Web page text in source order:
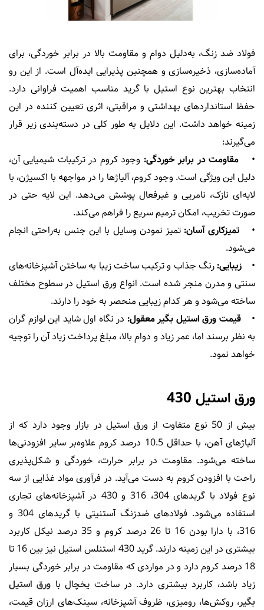
فولاد ضد زنگ، به‌دلیل دوام و مقاومت بالا در برابر خوردگی، برای
آماده‌سازی، ذخیره‌سازی و همچنین پذیرایی ایده‌آل است. از این رو
انتخاب بهترین نوع استیل با گرید مناسب اهمیت فراوانی دارد.
حفظ استانداردهای بهداشتی و مراقبتی، اثری تعیین کننده در این
زمینه خواهد داشت. این دلایل به طور کلی در دسته‌بندی زیر قرار
می‌گیرند:
•
مقاومت در برابر خوردگی: وجود کروم در ترکیبات شیمیایی آن،
دلیل این ویژگی است. وجود کروم، آلیاژها را در مواجهه با اکسیژن، با
لایه‌ای نازک، نامریی و غیرفعال پوشش می‌دهد. این لایه حتی در
صورت تخریب، امکان ترمیم سریع را فراهم می‌کند.
•
تمیزکاری آسان: تمیز نمودن وسایل با این جنس به‌راحتی انجام
می‌شود.
•
زیبایی:رنگ جذاب و ترکیب ساخت زیبا به ساختن آشپزخانه‌های
سنتی و مدرن منجر شده است. انواع ورق استیل در سطوح مختلف
ساخته می‌شود و هر کدام زیبایی منحصر به خود را دارند.
• قیمت ورق استیل بگیر معقول: در نگاه اول شاید این لوازم گران
به نظر برسند اما، عمر زیاد و دوام بالا، مبلغ پرداخت زیاد آن را توجیه
خواهد نمود.
ورق استیل 430
بیش از 50 نوع متفاوت از ورق استیل در بازار وجود دارد که از
آلیاژهای آهن، با حداقل 10.5 درصد کروم علاوه‌بر سایر افزودنی‌ها
ساخته می‌شود. مقاومت در برابر حرارت، خوردگی و شکل‌پذیری
راحت با افزودن کروم به دست می‌آید. در فرآوری مواد غذایی از سه
نوع فولاد با گریدهای 304، 316 و 430 در آشپزخانه‌های تجاری
استفاده می‌شود. فولادهای ضدزنگ آستنیتی با گریدهای 304 و
316، با دارا بودن 16 تا 26 درصد کروم و 35 درصد نیکل کاربرد
بیشتری در این زمینه دارند. گرید 430 استنلس استیل نیز بین 16 تا
18 درصد کروم دارد و در مواردی که مقاومت در برابر خوردگی بسیار
زیاد باشد، کاربرد بیشتری دارد. در ساخت یخچال با ورق استیل
بگیر، روکش‌ها، رومیزی، ظروف آشپزخانه، سینک‌های ارزان قیمت،